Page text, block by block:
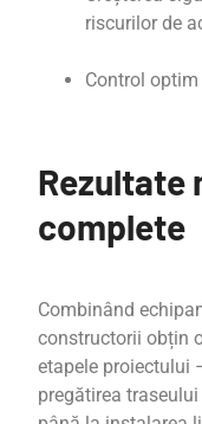
riscurilor de
Control
Rezultate
complete
Combinând
constructorii obțin
etapele proiectului
pregătirea